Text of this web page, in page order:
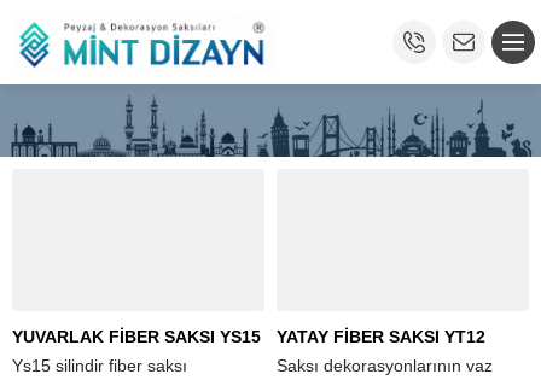
YUVARLAK FİBER SAKSI YS15
Ys15 silindir fiber saksı
YATAY FİBER SAKSI YT12
Saksı dekorasyonlarının vaz